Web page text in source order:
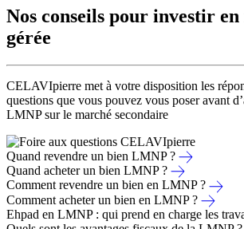
Nos conseils pour investir en
gérée
CELAVIpierre met à votre disposition les
questions que vous pouvez vous poser avant
LMNP sur le marché secondaire
Quand revendre un bien LMNP ?
Quand acheter un bien LMNP ?
Comment revendre un bien en LMNP ?
Comment acheter un bien en LMNP ?
Ehpad en LMNP : qui prend en charge les